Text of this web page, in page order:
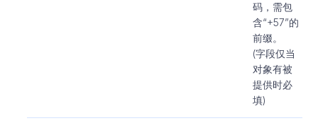
码，需包
含“+57”的
前缀。
(字段仅当
对象有被
提供时必
填)